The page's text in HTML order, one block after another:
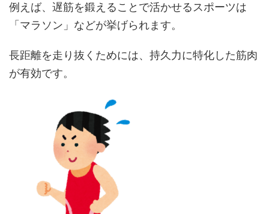
例えば、遅筋を鍛えることで活かせるスポーツは
「マラソン」などが挙げられます。
長距離を走り抜くためには、持久力に特化した筋肉
が有効です。